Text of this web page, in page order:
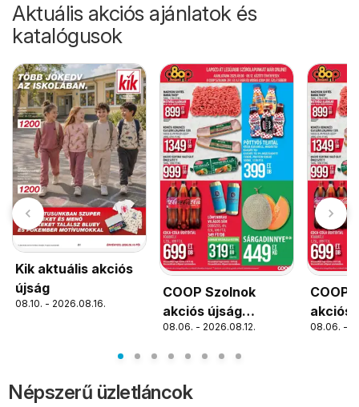
Aktuális akciós ajánlatok és
katalógusok
Kik aktuális akciós
újság
08.10. - 2026.08.16.
COOP Szolnok
akciós újság
Szolnok
08.06. - 2026.08.12.
COOP
akciós
08.06. -
Népszerű üzletláncok